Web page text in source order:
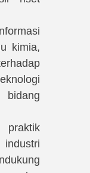
kimia,
industri